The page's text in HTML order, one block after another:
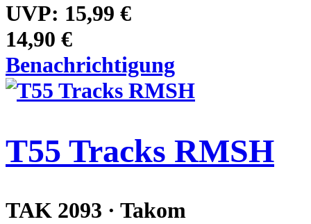
UVP: 15,99 €
14,90 €
Benachrichtigung
T55 Tracks RMSH
TAK 2093 · Takom